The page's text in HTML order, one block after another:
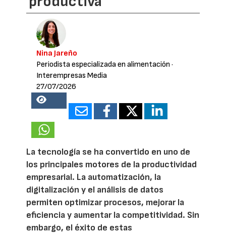
Nina Jareño
Periodista especializada en alimentación ·
Interempresas Media
27/07/2026
16848
La tecnología se ha convertido en uno de
los principales motores de la productividad
empresarial. La automatización, la
digitalización y el análisis de datos
permiten optimizar procesos, mejorar la
eficiencia y aumentar la competitividad. Sin
embargo, el éxito de estas